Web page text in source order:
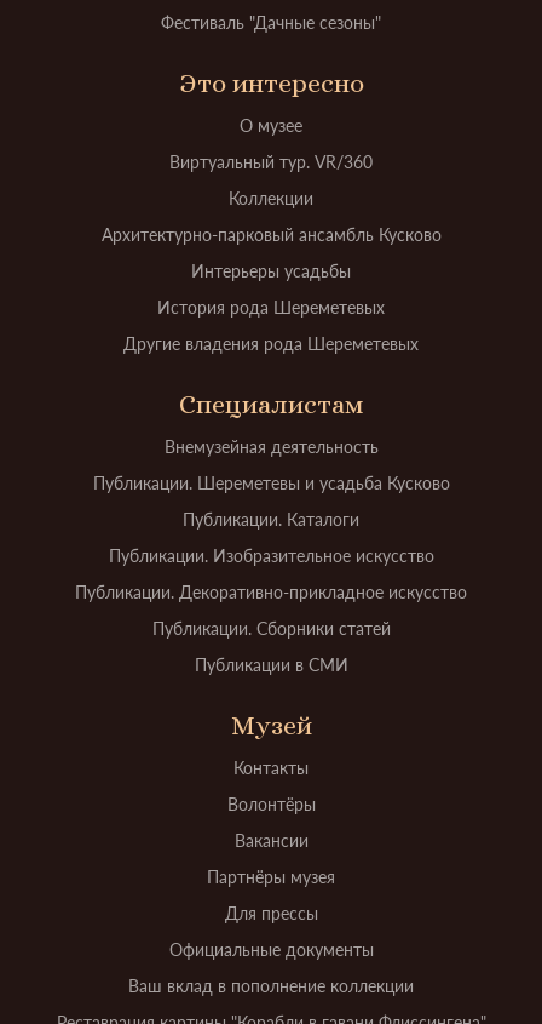
Фестиваль "Дачные сезоны"
Это интересно
О музее
Виртуальный тур. VR/360
Коллекции
Архитектурно-парковый ансамбль Кусково
Интерьеры усадьбы
История рода Шереметевых
Другие владения рода Шереметевых
Специалистам
Внемузейная деятельность
Публикации. Шереметевы и усадьба Кусково
Публикации. Каталоги
Публикации. Изобразительное искусство
Публикации. Декоративно-прикладное искусство
Публикации. Сборники статей
Публикации в СМИ
Музей
Контакты
Волонтёры
Вакансии
Партнёры музея
Для прессы
Официальные документы
Ваш вклад в пополнение коллекции